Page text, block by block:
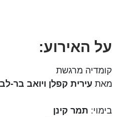
על האירוע:
קומדיה מרגשת
מאת עירית קפלן ויואב בר-לב
בימוי: תמר קינן